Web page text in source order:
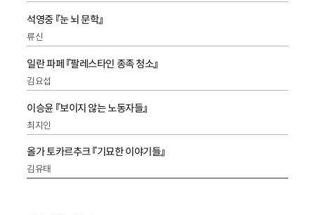
석영중 『눈 뇌 문학』
류신
일란 파페 『팔레스타인 종족 청소』
김요섭
이승윤 『보이지 않는 노동자들』
최지인
올가 토카르추크 『기묘한 이야기들』
김유태